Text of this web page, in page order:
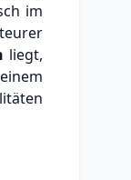
im
liegt,